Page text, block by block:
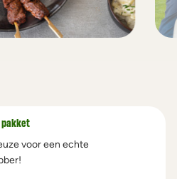
pakket
voor een echte